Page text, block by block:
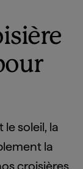
soleil, la
la
croisières